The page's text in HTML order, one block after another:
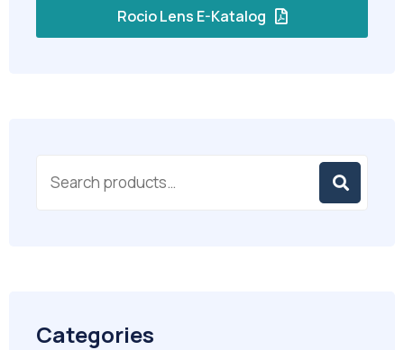
Rocio Lens E-Katalog
Categories